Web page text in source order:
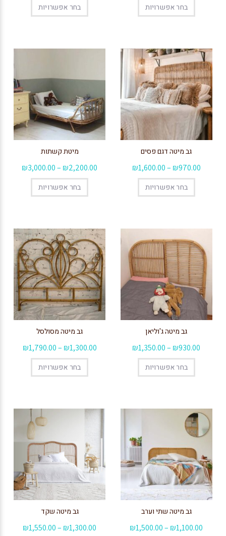
בחר אפשרויות
בחר אפשרויות
גב מיטה דגם פסים
₪970.00
–
₪1,600.00
בחר אפשרויות
מיטת קשתות
₪2,200.00
–
₪3,000.00
בחר אפשרויות
גב מיטה ג'וליאן
₪930.00
–
₪1,350.00
בחר אפשרויות
גב מיטה מסולסל
₪1,300.00
–
₪1,790.00
בחר אפשרויות
גב מיטה שתי וערב
₪1,100.00
–
₪1,500.00
גב מיטה שקד
₪1,300.00
–
₪1,550.00